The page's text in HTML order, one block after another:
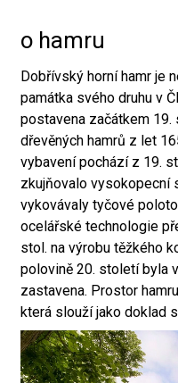
o hamru
Dobřívský horní hamr je
památka svého druhu v
postavena začátkem
dřevěných hamrů z let
vybavení pochází z 19.
zkujňovalo vysokopecní
vykovávaly tyčové
ocelářské technologie
stol. na výrobu těžkého
polovině 20. století byla
zastavena. Prostor
která slouží jako doklad